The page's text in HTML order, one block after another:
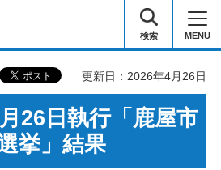
検索 MENU
更新日：2026年4月26日
26日執行「鹿屋市
挙」結果